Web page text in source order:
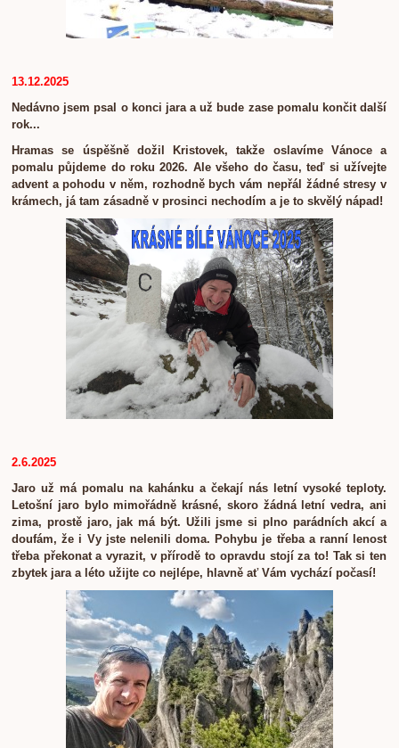
13.12.2025
Nedávno jsem psal o konci jara a už bude zase pomalu končit další
rok...
Hramas se úspěšně dožil Kristovek, takže oslavíme Vánoce a
pomalu půjdeme do roku 2026. Ale všeho do času, teď si užívejte
advent a pohodu v něm, rozhodně bych vám nepřál žádné stresy v
krámech, já tam zásadně v prosinci nechodím a je to skvělý nápad!
2.6.2025
Jaro už má pomalu na kahánku a čekají nás letní vysoké teploty.
Letošní jaro bylo mimořádně krásné, skoro žádná letní vedra, ani
zima, prostě jaro, jak má být. Užili jsme si plno parádních akcí a
doufám, že i Vy jste nelenili doma. Pohybu je třeba a ranní lenost
třeba překonat a vyrazit, v přírodě to opravdu stojí za to! Tak si ten
zbytek jara a léto užijte co nejlépe, hlavně ať Vám vychází počasí!